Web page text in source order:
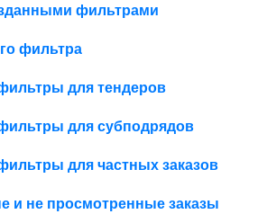
фильтрами
фильтра
для тендеров
для субподрядов
для частных заказов
и не просмотренные заказы